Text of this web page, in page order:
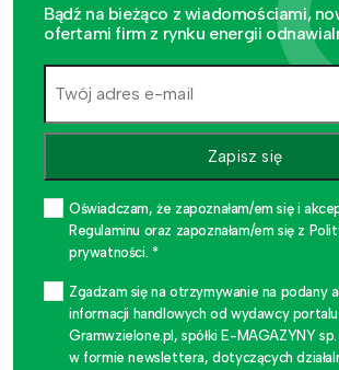
Bądź na bieżąco z wiadomościami,
ofertami firm z rynku energii
Zapisz się
Oświadczam, że zapoznałam/em się i
Regulaminu oraz zapoznałam/em się z
prywatności. *
Zgadzam się na otrzymywanie na podany
informacji handlowych od wydawcy portalu
Gramwzielone.pl, spółki E-MAGAZYNY
w formie newslettera, dotyczących